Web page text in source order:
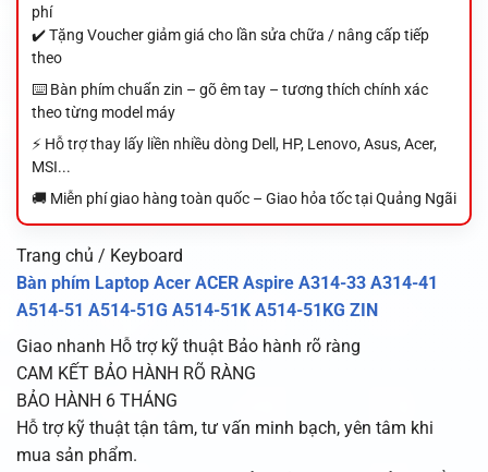
phí
✔️ Tặng Voucher giảm giá cho lần sửa chữa / nâng cấp tiếp
theo
⌨️ Bàn phím chuẩn zin – gõ êm tay – tương thích chính xác
theo từng model máy
⚡ Hỗ trợ thay lấy liền nhiều dòng Dell, HP, Lenovo, Asus, Acer,
MSI...
🚚 Miễn phí giao hàng toàn quốc – Giao hỏa tốc tại Quảng Ngãi
Trang chủ / Keyboard
Bàn phím Laptop Acer ACER Aspire A314-33 A314-41
A514-51 A514-51G A514-51K A514-51KG ZIN
Giao nhanh Hỗ trợ kỹ thuật Bảo hành rõ ràng
CAM KẾT BẢO HÀNH RÕ RÀNG
BẢO HÀNH 6 THÁNG
Hỗ trợ kỹ thuật tận tâm, tư vấn minh bạch, yên tâm khi
mua sản phẩm.